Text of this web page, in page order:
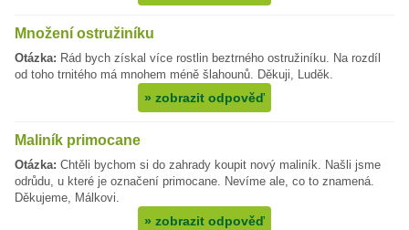
Množení ostružiníku
Otázka: Rád bych získal více rostlin beztrného ostružiníku. Na rozdíl
od toho trnitého má mnohem méně šlahounů. Děkuji, Luděk.
» zobrazit odpověď
Maliník primocane
Otázka: Chtěli bychom si do zahrady koupit nový maliník. Našli jsme
odrůdu, u které je označení primocane. Nevíme ale, co to znamená.
Děkujeme, Málkovi.
» zobrazit odpověď